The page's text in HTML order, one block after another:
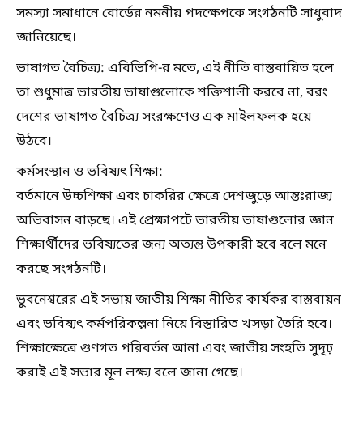
সমস্যা সমাধানে বোর্ডের নমনীয় পদক্ষেপকে সংগঠনটি সাধুবাদ
জানিয়েছে।
ভাষাগত বৈচিত্র্য: এবিভিপি-র মতে, এই নীতি বাস্তবায়িত হলে
তা শুধুমাত্র ভারতীয় ভাষাগুলোকে শক্তিশালী করবে না, বরং
দেশের ভাষাগত বৈচিত্র্য সংরক্ষণেও এক মাইলফলক হয়ে
উঠবে।
কর্মসংস্থান ও ভবিষ্যৎ শিক্ষা:
বর্তমানে উচ্চশিক্ষা এবং চাকরির ক্ষেত্রে দেশজুড়ে আন্তঃরাজ্য
অভিবাসন বাড়ছে। এই প্রেক্ষাপটে ভারতীয় ভাষাগুলোর জ্ঞান
শিক্ষার্থীদের ভবিষ্যতের জন্য অত্যন্ত উপকারী হবে বলে মনে
করছে সংগঠনটি।
ভুবনেশ্বরের এই সভায় জাতীয় শিক্ষা নীতির কার্যকর বাস্তবায়ন
এবং ভবিষ্যৎ কর্মপরিকল্পনা নিয়ে বিস্তারিত খসড়া তৈরি হবে।
শিক্ষাক্ষেত্রে গুণগত পরিবর্তন আনা এবং জাতীয় সংহতি সুদৃঢ়
করাই এই সভার মূল লক্ষ্য বলে জানা গেছে।